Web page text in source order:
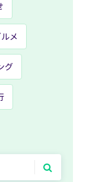
メ
グ